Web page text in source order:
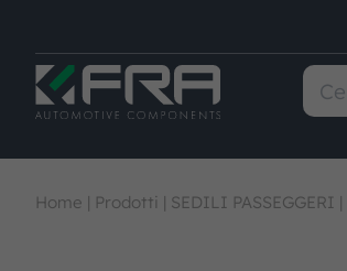
Home | Prodotti | SEDILI PASSEGGERI |